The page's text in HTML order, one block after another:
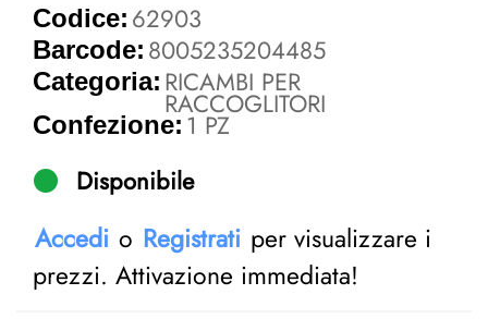
Codice: 62903
Barcode: 8005235204485
Categoria: RICAMBI PER
RACCOGLITORI
Confezione: 1 PZ
Disponibile
Accedi o Registrati per visualizzare i
prezzi. Attivazione immediata!